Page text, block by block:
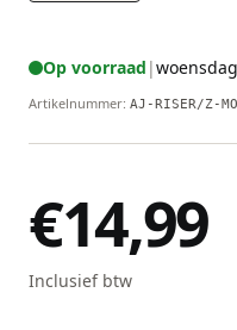
Op voorraad |
Artikelnummer: AJ-RISER/Z-
€14,99
Inclusief btw